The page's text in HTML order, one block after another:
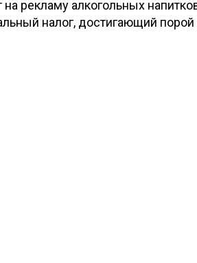
рекламу алкогольных
налог, достигающий порой